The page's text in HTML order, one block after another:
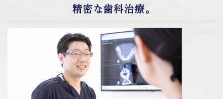
精密な歯科治療。